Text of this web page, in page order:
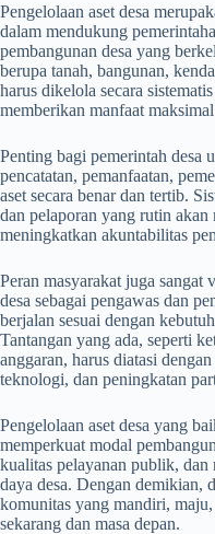
Pengelolaan aset desa
dalam mendukung
pembangunan desa yang
berupa tanah, bangunan,
harus dikelola secara
memberikan manfaat
Penting bagi pemerintah desa
pencatatan, pemanfaatan,
aset secara benar dan tertib.
dan pelaporan yang rutin akan
meningkatkan akuntabilitas
Peran masyarakat juga sangat
desa sebagai pengawas dan
berjalan sesuai dengan
Tantangan yang ada, seperti
anggaran, harus diatasi
teknologi, dan peningkatan
Pengelolaan aset desa yang
memperkuat modal
kualitas pelayanan publik, dan
daya desa. Dengan demikian,
komunitas yang mandiri,
sekarang dan masa depan.